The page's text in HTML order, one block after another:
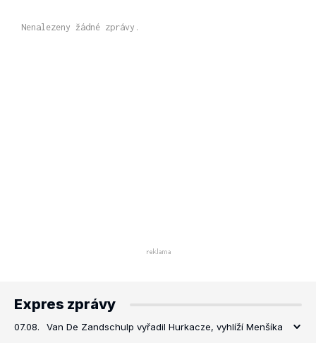
Nenalezeny žádné zprávy.
Expres zprávy
07.08. Van De Zandschulp vyřadil Hurkacze, vyhlíží Menšíka